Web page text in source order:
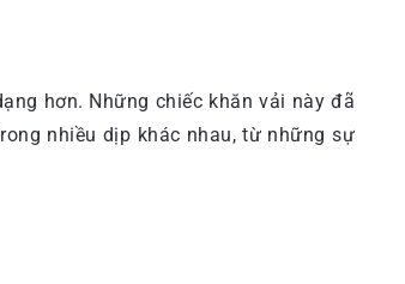
hơn. Những chiếc khăn vải này đã
nhiều dịp khác nhau, từ những sự